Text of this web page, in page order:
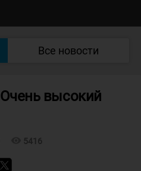
Все новости
высокий
5416